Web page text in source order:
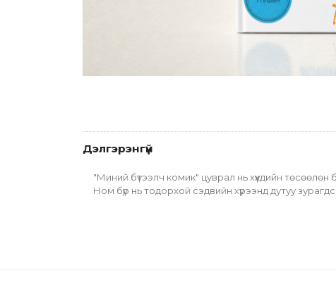
Дэлгэрэнгүй
"Миний бүтээлч комик" цуврал нь хүүхдийн
Ном бүр нь тодорхой сэдвийн хүрээнд дутуу